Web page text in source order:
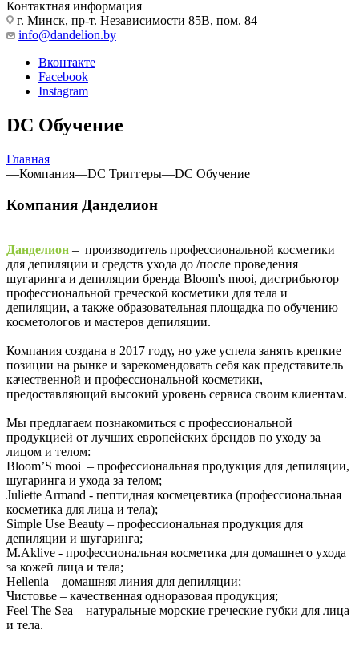
Контактная информация
г. Минск, пр-т. Независимости 85В, пом. 84
info@dandelion.by
Вконтакте
Facebook
Instagram
DC Обучение
Главная
—Компания—DC Триггеры—DC Обучение
Компания Данделион
Данделион – производитель профессиональной косметики
для депиляции и средств ухода до /после проведения
шугаринга и депиляции бренда Bloom's mooi, дистрибьютор
профессиональной греческой косметики для тела и
депиляции, а также образовательная площадка по обучению
косметологов и мастеров депиляции.
Компания создана в 2017 году, но уже успела занять крепкие
позиции на рынке и зарекомендовать себя как представитель
качественной и профессиональной косметики,
предоставляющий высокий уровень сервиса своим клиентам.
Мы предлагаем познакомиться с профессиональной
продукцией от лучших европейских брендов по уходу за
лицом и телом:
Bloom’S mooi – профессиональная продукция для депиляции,
шугаринга и ухода за телом;
Juliette Armand - пептидная космецевтика (профессиональная
косметика для лица и тела);
Simple Use Beauty – профессиональная продукция для
депиляции и шугаринга;
M.Aklive - профессиональная косметика для домашнего ухода
за кожей лица и тела;
Hellenia – домашняя линия для депиляции;
Чистовье – качественная одноразовая продукция;
Feel The Sea – натуральные морские греческие губки для лица
и тела.